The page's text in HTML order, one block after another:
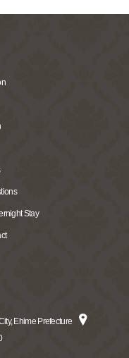
Stay
Ehime Prefecture